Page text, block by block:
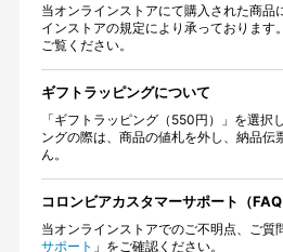
当オンラインストアにて購入された商品
インストアの規定により承っております
ご覧ください。
ギフトラッピングについて
「ギフトラッピング（550円）」を選択
ングの際は、商品の値札を外し、納品伝
ん。
コロンビアカスタマーサポート（FAQ
当オンラインストアでのご不明点、ご質
サポート 」をご確認ください。